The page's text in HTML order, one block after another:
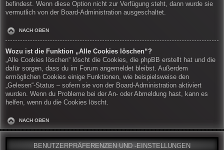
befindest. Wenn diese Option nicht zur Verfügung steht, dann wurde sie
vermutlich von der Board-Administration ausgeschaltet.
NACH OBEN
Wozu ist die Funktion „Alle Cookies löschen“?
„Alle Cookies löschen“ löscht die Cookies, die phpBB erstellt hat und die
dafür sorgen, dass du im Forum angemeldet bleibst. Außerdem
ermöglichen Cookies einige Funktionen, wie beispielsweise den
„Gelesen“-Status – sofern sie von der Board-Administration aktiviert
wurden. Wenn du Probleme bei der An- oder Abmeldung hast, kann es
helfen, wenn du die Cookies löscht.
NACH OBEN
BENUTZERPRÄFERENZEN UND -EINSTELLUNGEN